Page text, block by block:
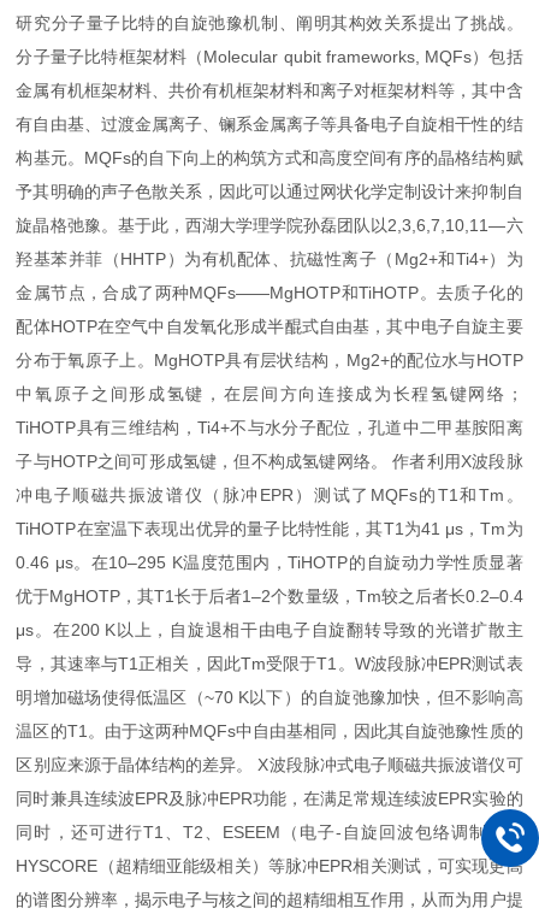
研究分子量子比特的自旋弛豫机制、阐明其构效关系提出了挑战。
分子量子比特框架材料（Molecular qubit frameworks, MQFs）包括
金属有机框架材料、共价有机框架材料和离子对框架材料等，其中含
有自由基、过渡金属离子、镧系金属离子等具备电子自旋相干性的结
构基元。MQFs的自下向上的构筑方式和高度空间有序的晶格结构赋
予其明确的声子色散关系，因此可以通过网状化学定制设计来抑制自
旋晶格弛豫。基于此，西湖大学理学院孙磊团队以2,3,6,7,10,11―六
羟基苯并菲（HHTP）为有机配体、抗磁性离子（Mg2+和Ti4+）为
金属节点，合成了两种MQFs——MgHOTP和TiHOTP。去质子化的
配体HOTP在空气中自发氧化形成半醌式自由基，其中电子自旋主要
分布于氧原子上。MgHOTP具有层状结构，Mg2+的配位水与HOTP
中氧原子之间形成氢键，在层间方向连接成为长程氢键网络；
TiHOTP具有三维结构，Ti4+不与水分子配位，孔道中二甲基胺阳离
子与HOTP之间可形成氢键，但不构成氢键网络。 作者利用X波段脉
冲电子顺磁共振波谱仪（脉冲EPR）测试了MQFs的T1和Tm。
TiHOTP在室温下表现出优异的量子比特性能，其T1为41 μs，Tm为
0.46 μs。在10–295 K温度范围内，TiHOTP的自旋动力学性质显著
优于MgHOTP，其T1长于后者1–2个数量级，Tm较之后者长0.2–0.4
μs。在200 K以上，自旋退相干由电子自旋翻转导致的光谱扩散主
导，其速率与T1正相关，因此Tm受限于T1。W波段脉冲EPR测试表
明增加磁场使得低温区（~70 K以下）的自旋弛豫加快，但不影响高
温区的T1。由于这两种MQFs中自由基相同，因此其自旋弛豫性质的
区别应来源于晶体结构的差异。 X波段脉冲式电子顺磁共振波谱仪可
同时兼具连续波EPR及脉冲EPR功能，在满足常规连续波EPR实验的
同时，还可进行T1、T2、ESEEM（电子-自旋回波包络调制）、
HYSCORE（超精细亚能级相关）等脉冲EPR相关测试，可实现更高
的谱图分辨率，揭示电子与核之间的超精细相互作用，从而为用户提